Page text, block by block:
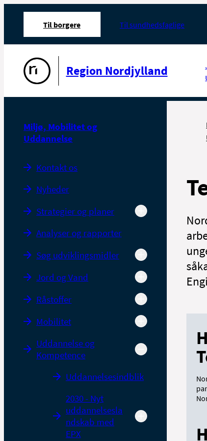
Til borgere Til sundhedsfaglige
Region Nordjylland
Miljø, Mobilitet og
Uddannelse
Kontakt os
Nyheder
Strategier og planer
Analyser og rapporter
Søg udviklingsmidler
Jord og Vand
Råstoffer
Mobilitet
Uddannelse og
Kompetence
Uddannelsesindblik
2030 - Nyt
uddannelsesla
ndskab med
EPX